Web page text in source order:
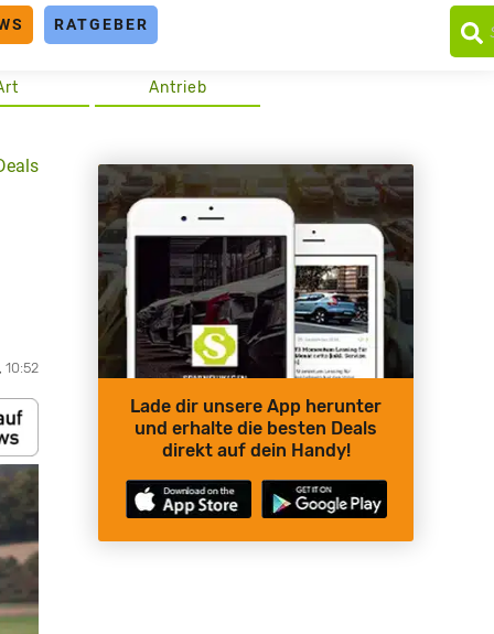
RATGEBER
Antrieb
10:52
Lade dir unsere App herunter
und erhalte die besten Deals
direkt auf dein Handy!